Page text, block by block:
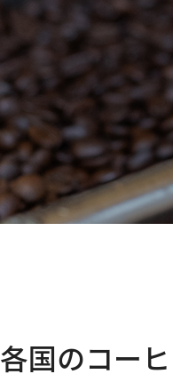
各国のコー